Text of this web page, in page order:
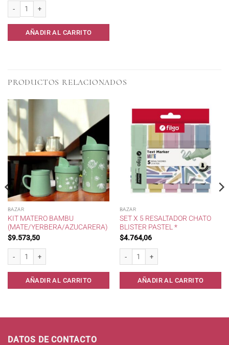
Rollo Papel Aluminio Inca x 5 mts * cantidad
AÑADIR AL CARRITO
PRODUCTOS RELACIONADOS
BAZAR
KIT MATERO BAMBU
(MATE/YERBERA/AZUCARERA)
$9.573,50
AÑADIR AL CARRITO
BAZAR
SET X 5 RESALTADOR CHATO
BLISTER PASTEL *
$4.764,06
AÑADIR AL CARRITO
DATOS DE CONTACTO